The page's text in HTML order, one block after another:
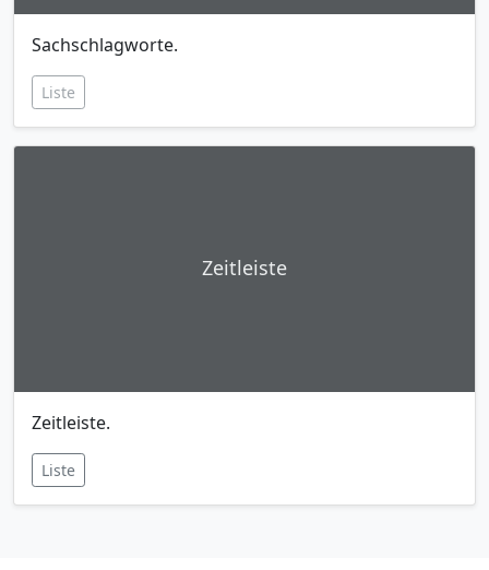
Sachschlagworte.
Liste
Zeitleiste
Zeitleiste.
Liste